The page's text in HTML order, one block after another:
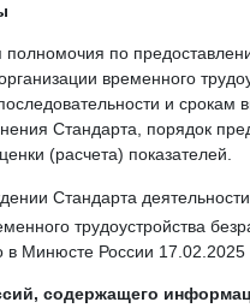
полномочия по
временного
и срокам
Стандарта, порядок
(расчета) показателей.
Стандарта
трудоустройства
в Минюсте России 17.02.2025
содержащего